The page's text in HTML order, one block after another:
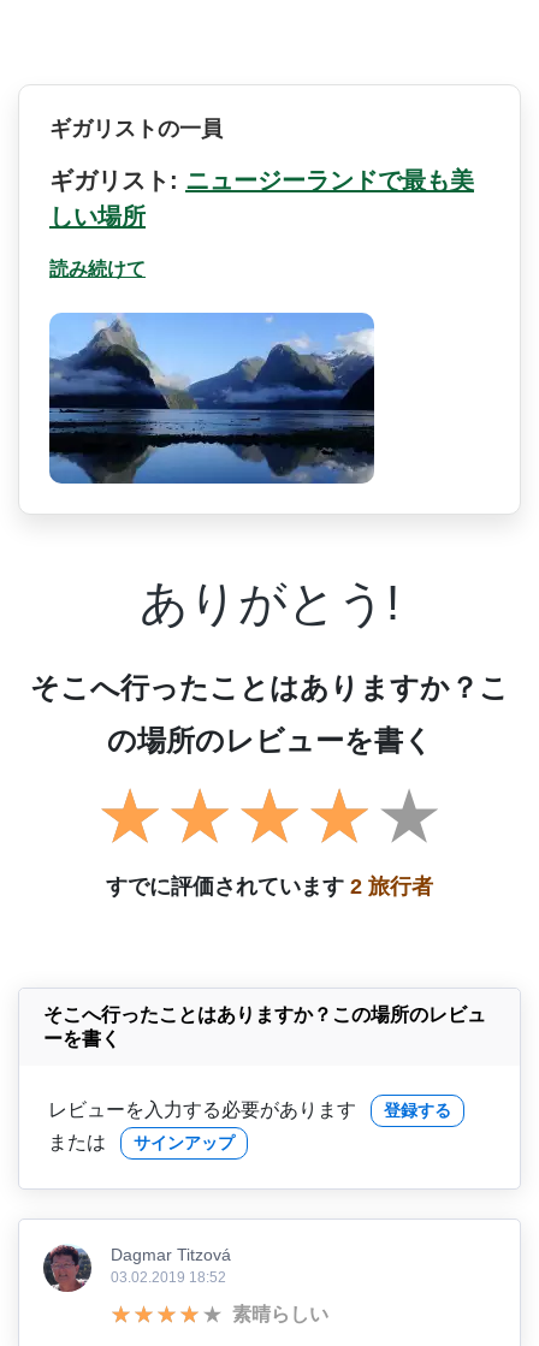
ギガリストの一員
ギガリスト: ニュージーランドで最も美
しい場所
読み続けて
ありがとう!
そこへ行ったことはありますか？こ
の場所のレビューを書く
すでに評価されています 2 旅行者
そこへ行ったことはありますか？この場所のレビュ
ーを書く
レビューを入力する必要があります 登録する
または サインアップ
Dagmar Titzová
03.02.2019 18:52
素晴らしい